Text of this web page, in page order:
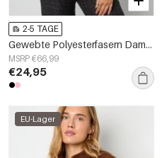
2-5 TAGE
Gewebte Polyesterfasern Damenjacke Elegantes Karomuster Statement
MSRP €66,99
€24,95
EU-Lager